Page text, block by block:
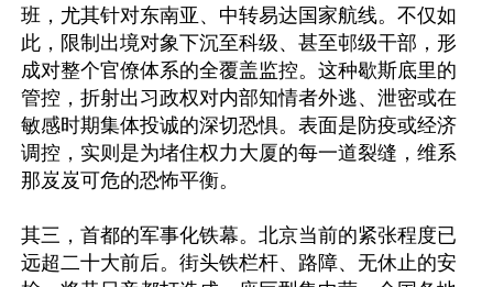
班，尤其针对东南亚、中转易达国家航线。不仅如
此，限制出境对象下沉至科级、甚至邨级干部，形
成对整个官僚体系的全覆盖监控。这种歇斯底里的
管控，折射出习政权对内部知情者外逃、泄密或在
敏感时期集体投诚的深切恐惧。表面是防疫或经济
调控，实则是为堵住权力大厦的每一道裂缝，维系
那岌岌可危的恐怖平衡。
其三，首都的军事化铁幕。北京当前的紧张程度已
远超二十大前后。街头铁栏杆、路障、无休止的安